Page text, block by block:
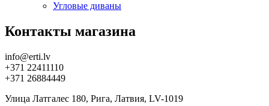
Угловые диваны
Контакты магазина
info@erti.lv
+371 22411110
+371 26884449
Улица Латгалес 180, Рига, Латвия, LV-1019